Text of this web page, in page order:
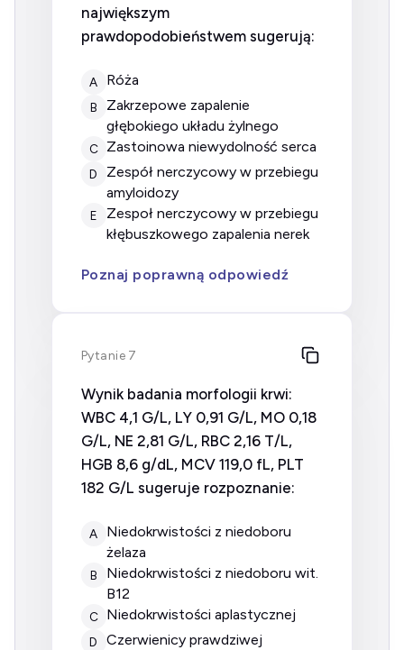
największym
prawdopodobieństwem sugerują:
A róża
B
zakrzepowe zapalenie
głębokiego układu żylnego
C zastoinowa niewydolność serca
D
zespół nerczycowy w przebiegu
amyloidozy
E
zespoł nerczycowy w przebiegu
kłębuszkowego zapalenia nerek
Poznaj poprawną odpowiedź
Pytanie 7
Wynik badania morfologii krwi:
WBC 4,1 G/L, LY 0,91 G/L, MO 0,18
G/L, NE 2,81 G/L, RBC 2,16 T/L,
HGB 8,6 g/dL, MCV 119,0 fL, PLT
182 G/L sugeruje rozpoznanie:
A
Niedokrwistości z niedoboru
żelaza
B
Niedokrwistości z niedoboru wit.
B12
C Niedokrwistości aplastycznej
D Czerwienicy prawdziwej